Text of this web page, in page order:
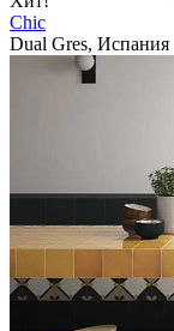
Chic
Dual Gres, Испания